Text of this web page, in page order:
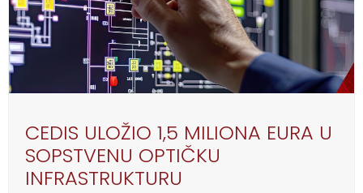
CEDIS ULOŽIO 1,5 MILIONA EURA U
SOPSTVENU OPTIČKU
INFRASTRUKTURU